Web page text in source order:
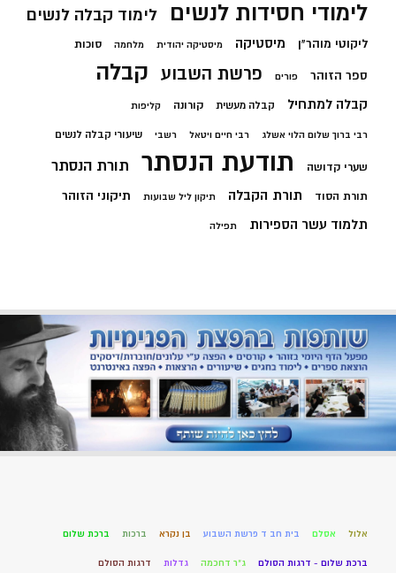
לימודי חסידות לנשים לימוד קבלה לנשים
ליקוטי מוהר"ן מיסטיקה מיסטיקה יהודית מלחמה סוכות
ספר הזוהר פורים פרשת השבוע קבלה
קבלה למתחיל קבלה מעשית קורונה קליפות
רבי ברוך שלום הלוי אשלג רבי חיים ויטאל רשבי שיעורי קבלה לנשים
שערי קדושה תודעת הנסתר תורת הנסתר
תורת הסוד תורת הקבלה תיקון ליל שבועות תיקוני הזוהר
תלמוד עשר הספירות תפילה
אלול אסלם בית חב ד פרשת השבוע בן נקרא ברכות ברכת שלום
ברכת שלום - דרגות הסולם ג"ר דחכמה גדלות דרגות הסולם